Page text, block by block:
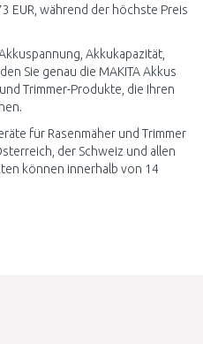
EUR, während der höchste Preis
Akkukapazität,
Sie genau die MAKITA Akkus
Trimmer-Produkte, die Ihren
für Rasenmäher und Trimmer
der Schweiz und allen
können innerhalb von 14